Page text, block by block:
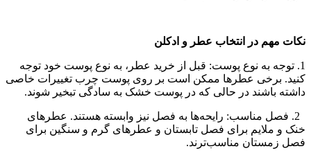
نکات مهم در انتخاب عطر و ادکلن
1. توجه به نوع پوست: قبل از خرید عطر، به نوع پوست خود توجه
کنید. برخی عطرها ممکن است بر روی پوست چرب تغییرات خاصی
داشته باشند در حالی که در پوست خشک به سادگی تبخیر شوند.
2. فصل مناسب: رایحه‌ها به فصل نیز وابسته هستند. عطرهای
خنک و ملایم برای فصل تابستان و عطرهای گرم و سنگین برای
فصل زمستان مناسب‌ترند.